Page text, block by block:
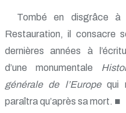
Tombé en disgrâce à
Restauration, il consacre
dernières années à
d’une monumentale
générale de l’Europequi
paraîtra qu’après sa mort. ■